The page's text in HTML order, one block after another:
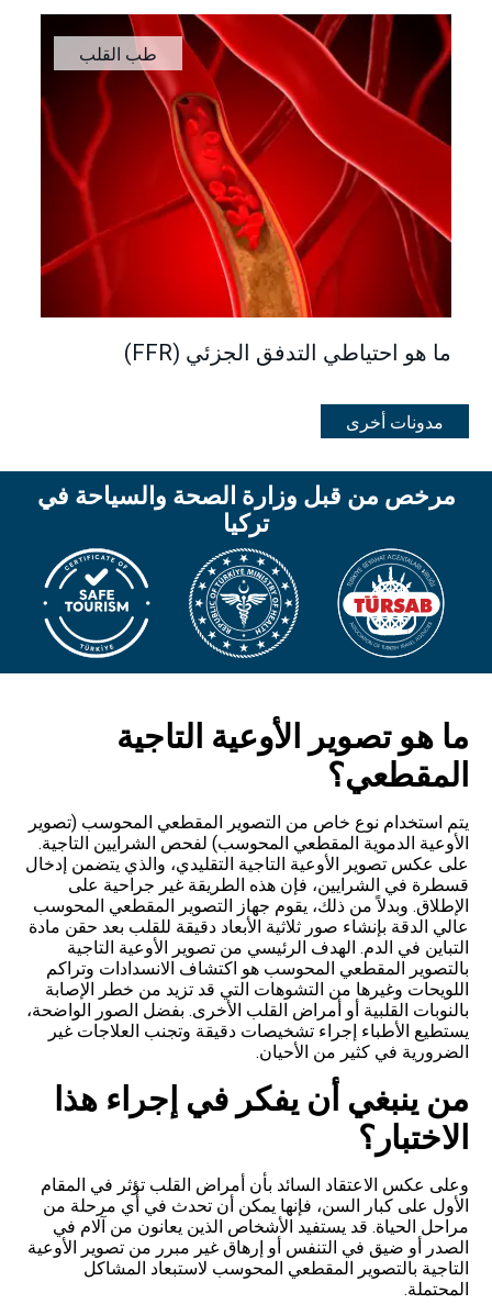
ما هو احتياطي التدفق الجزئي (FFR)
طب القلب
مدونات أخرى
مرخص من قبل وزارة الصحة والسياحة في
تركيا
ما هو تصوير الأوعية التاجية
المقطعي؟
يتم استخدام نوع خاص من التصوير المقطعي المحوسب (تصوير
الأوعية الدموية المقطعي المحوسب) لفحص الشرايين التاجية.
على عكس تصوير الأوعية التاجية التقليدي، والذي يتضمن إدخال
قسطرة في الشرايين، فإن هذه الطريقة غير جراحية على
الإطلاق. وبدلاً من ذلك، يقوم جهاز التصوير المقطعي المحوسب
عالي الدقة بإنشاء صور ثلاثية الأبعاد دقيقة للقلب بعد حقن مادة
التباين في الدم. الهدف الرئيسي من تصوير الأوعية التاجية
بالتصوير المقطعي المحوسب هو اكتشاف الانسدادات وتراكم
اللويحات وغيرها من التشوهات التي قد تزيد من خطر الإصابة
بالنوبات القلبية أو أمراض القلب الأخرى. بفضل الصور الواضحة،
يستطيع الأطباء إجراء تشخيصات دقيقة وتجنب العلاجات غير
الضرورية في كثير من الأحيان.
من ينبغي أن يفكر في إجراء هذا
الاختبار؟
وعلى عكس الاعتقاد السائد بأن أمراض القلب تؤثر في المقام
الأول على كبار السن، فإنها يمكن أن تحدث في أي مرحلة من
مراحل الحياة. قد يستفيد الأشخاص الذين يعانون من آلام في
الصدر أو ضيق في التنفس أو إرهاق غير مبرر من تصوير الأوعية
التاجية بالتصوير المقطعي المحوسب لاستبعاد المشاكل
المحتملة.